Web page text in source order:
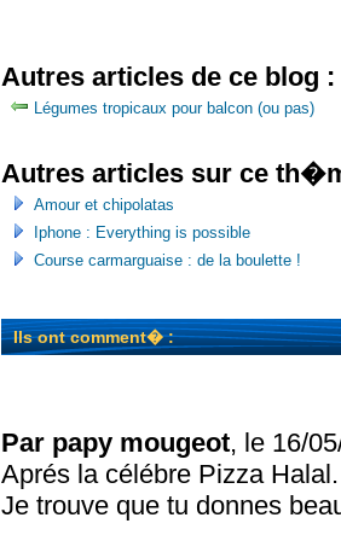
Autres articles de ce blog :
Légumes tropicaux pour balcon (ou pas)
Autres articles sur ce
Amour et chipolatas
Iphone : Everything is possible
Course carmarguaise : de la boulette !
Ils ont comment� :
Par papy mougeot, le 16/
Aprés la célébre Pizza
Je trouve que tu donnes